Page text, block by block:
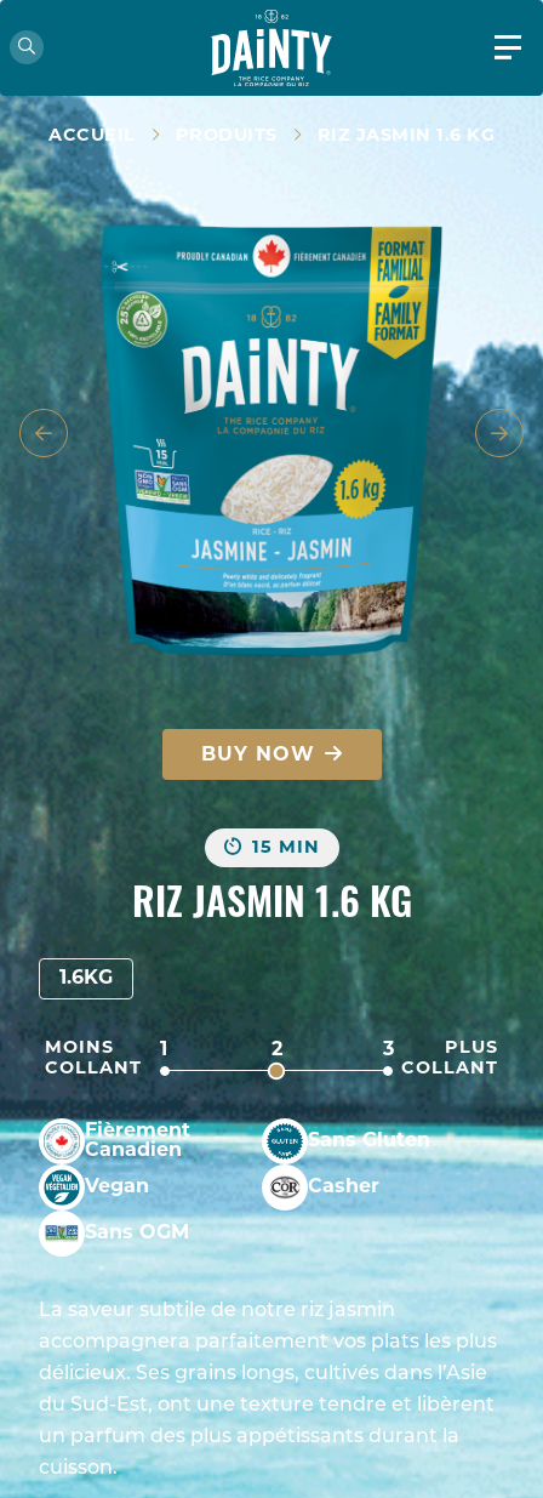
ACCUEIL PRODUITS RIZ JASMIN 1.6 KG
BUY NOW
15 MIN
RIZ JASMIN 1.6 KG
1.6KG
MOINS
COLLANT
1 2 3
PLUS
COLLANT
Fièrement
Canadien
Sans Gluten
Vegan Casher
Sans OGM
La saveur subtile de notre riz jasmin
accompagnera parfaitement vos plats les plus
délicieux. Ses grains longs, cultivés dans l’Asie
du Sud-Est, ont une texture tendre et libèrent
un parfum des plus appétissants durant la
cuisson.